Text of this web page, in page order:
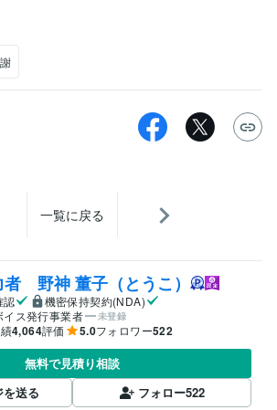
一覧に戻る
者 野神 董子（とうこ）
認
機密保持契約(NDA)
イス発行事業者
未登録
4,064評価 5.0フォロワー522
無料で見積り相談
送る
フォロー522